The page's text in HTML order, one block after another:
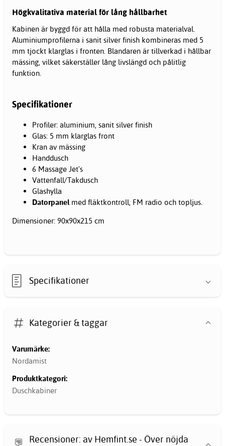
Högkvalitativa material för lång hållbarhet
Kabinen är byggd för att hålla med robusta materialval.
Aluminiumprofilerna i sanit silver finish kombineras med 5
mm tjockt klarglas i fronten. Blandaren är tillverkad i hållbar
mässing, vilket säkerställer lång livslängd och pålitlig
funktion.
Specifikationer
Profiler: aluminium, sanit silver finish
Glas: 5 mm klarglas front
Kran av mässing
Handdusch
6 Massage Jet's
Vattenfall/Takdusch
Glashylla
Datorpanel med fläktkontroll, FM radio och topljus.
Dimensioner: 90x90x215 cm
Specifikationer
Kategorier & taggar
Varumärke:
Nordamist
Produktkategori:
Duschkabiner
Recensioner: av Hemfint.se - Över nöjda